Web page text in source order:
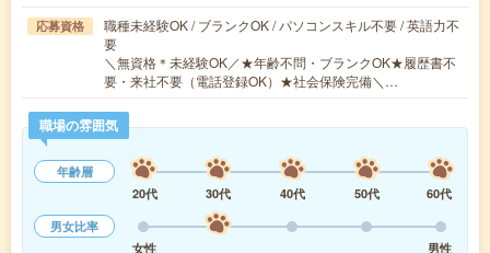
応募資格
職種未経験OK / ブランクOK / パソコンスキル不要 / 英語力不
要
＼無資格＊未経験OK／★年齢不問・ブランクOK★履歴書不
要・来社不要（電話登録OK）★社会保険完備＼…
職場の雰囲気
年齢層
20代
30代 40代 50代
60代
男女比率
女性
男性